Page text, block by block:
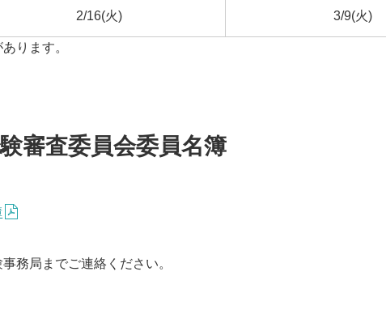
2/16(火) 3/9(火)
ります。
審査委員会委員名簿
務局までご連絡ください。